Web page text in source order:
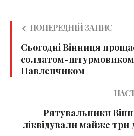
ПОПЕРЕДНІЙ ЗАПИС
Сьогодні Вінниця
солдатом-
Павленчиком
Рятувальники
ліквідували майже